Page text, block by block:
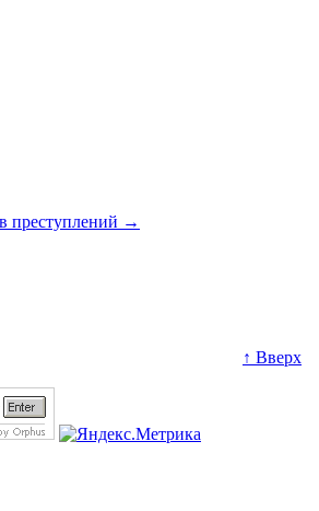
преступлений →
↑ Вверх